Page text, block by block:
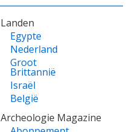
Landen
Egypte
Nederland
Groot
Brittannië
Israël
België
Archeologie Magazine